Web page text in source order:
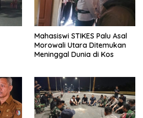
Mahasiswi STIKES Palu Asal
Morowali Utara Ditemukan
Meninggal Dunia di Kos